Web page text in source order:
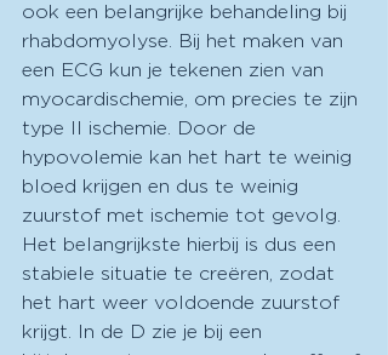
ook een belangrijke behandeling bij
rhabdomyolyse. Bij het maken van
een ECG kun je tekenen zien van
myocardischemie, om precies te zijn
type II ischemie. Door de
hypovolemie kan het hart te weinig
bloed krijgen en dus te weinig
zuurstof met ischemie tot gevolg.
Het belangrijkste hierbij is dus een
stabiele situatie te creëren, zodat
het hart weer voldoende zuurstof
krijgt. In de D zie je bij een